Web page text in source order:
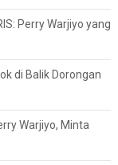
Perry Warjiyo yang
di Balik Dorongan
Warjiyo, Minta